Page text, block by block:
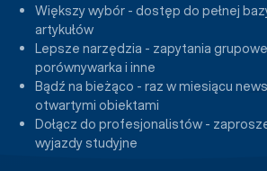
Większy wybór - dostęp do pełnej
artykułów
Lepsze narzędzia - zapytania
porównywarka i inne
Bądź na bieżąco - raz w miesiącu
otwartymi obiektami
Dołącz do profesjonalistów -
wyjazdy studyjne